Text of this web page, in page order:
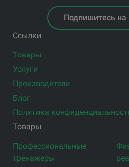
Подпишитесь на
Ссылки
Товары
Услуги
Производители
Блог
Политика
Товары
Профессиональные
тренажеры